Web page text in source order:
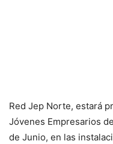
Red Jep Norte, estará
Jóvenes Empresarios
de Junio, en las